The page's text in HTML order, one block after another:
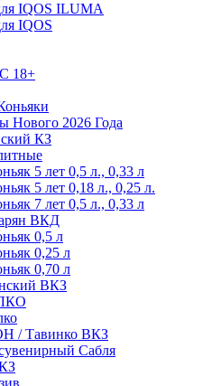
IQOS ILUMA
IQOS
18+
Нового 2026 Года
КЗ
5 лет 0,5 л., 0,33 л
5 лет 0,18 л., 0,25 л.
7 лет 0,5 л., 0,33 л
ВКД
0,5 л
0,25 л
0,70 л
ВКЗ
/ Тавинко ВКЗ
Сабля